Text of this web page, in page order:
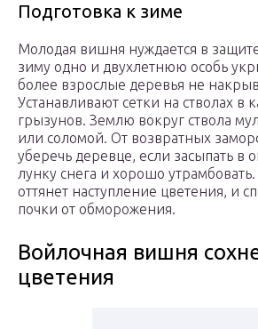
Подготовка к зиме
Молодая вишня нуждается в
зиму одно и двухлетнюю особь
более взрослые деревья не
Устанавливают сетки на стволах в
грызунов. Землю вокруг ствола
или соломой. От возвратных
уберечь деревце, если засыпать в
лунку снега и хорошо
оттянет наступление цветения, и
почки от обморожения.
Войлочная вишня
цветения